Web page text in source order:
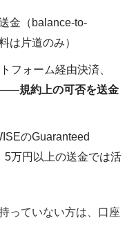
金（balance-to-
は片道のみ）
フォーム経由決済、
——規約上の可否を送金
のGuaranteed
5万円以上の送金では活
っていない方は、口座